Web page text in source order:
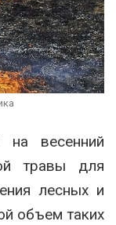
на весенний
травы для
лесных и
объем таких